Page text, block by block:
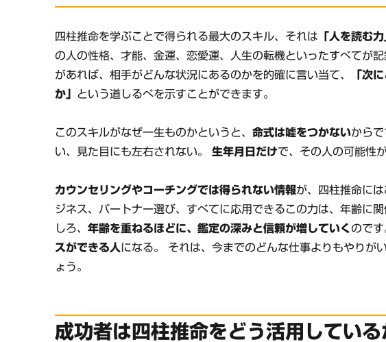
四柱推命を学ぶことで得られる最大のスキル、それは 「人を読む力
の人の性格、才能、金運、恋愛運、人生の転機といったすべてが
があれば、相手がどんな状況にあるのかを的確に言い当て、
「次
か」 という道しるべを示すことができます。
このスキルがなぜ一生ものかというと、命式は嘘をつかないから
い、見た目にも左右されない。生年月日だけで、その人の可能性
カウンセリングやコーチングでは得られない情報が、四柱推命に
ジネス、パートナー選び、すべてに応用できるこの力は、年齢に
しろ、年齢を重ねるほどに、鑑定の深みと信頼が増していく ので
スができる人になる。 それは、今までのどんな仕事よりもやりが
ょう。
成功者は四柱推命をどう活用している